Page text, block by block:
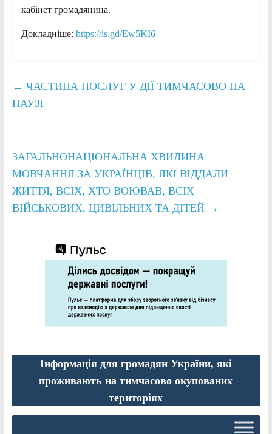
кабінет громадянина.
Докладніше: https://is.gd/Ew5KI6
← ЧАСТИНА ПОСЛУГ У ДІЇ ТИМЧАСОВО НА
ПАУЗІ
ЗАГАЛЬНОНАЦІОНАЛЬНА ХВИЛИНА
МОВЧАННЯ ЗА УКРАЇНЦІВ, ЯКІ ВІДДАЛИ
ЖИТТЯ, ВСІХ, ХТО ВОЮВАВ, ВСІХ
ВІЙСЬКОВИХ, ЦИВІЛЬНИХ ТА ДІТЕЙ →
Інформація для громадян України, які
проживають на тимчасово окупованих
територіях